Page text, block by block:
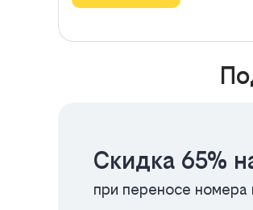
Скидка 65%
при переносе номера